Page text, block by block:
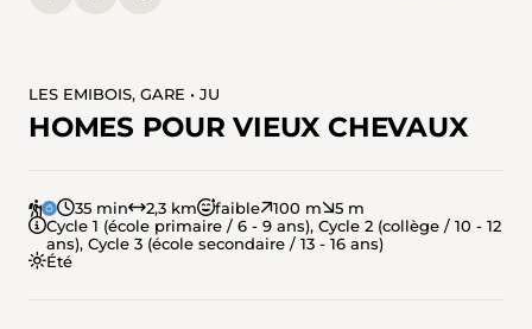
LES EMIBOIS, GARE • JU
HOMES POUR VIEUX CHEVAUX
35 min 2,3 km faible 100 m
5 m
Cycle 1 (école primaire / 6 - 9 ans), Cycle 2 (collège / 10 - 12
ans), Cycle 3 (école secondaire / 13 - 16 ans)
Été